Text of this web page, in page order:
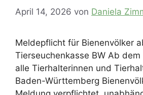
April 14, 2026 von Daniela
Meldepflicht für Bienenvölker
Tierseuchenkasse BW Ab
alle Tierhalterinnen und
Baden-Württemberg